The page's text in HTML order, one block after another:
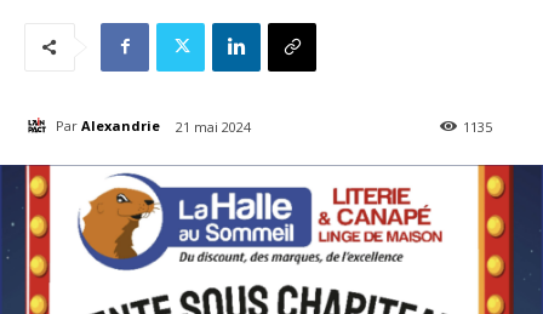
Par Alexandrie 21 mai 2024 1135